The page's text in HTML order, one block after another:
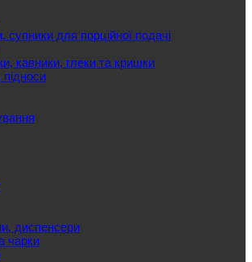
супники для порційної подачі
кавники, глеки та кришки
диспенсери
чарки